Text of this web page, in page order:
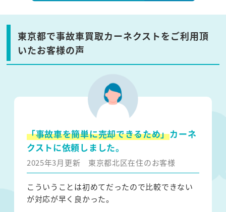
東京都で事故車買取カーネクストをご利用頂
いたお客様の声
「事故車を簡単に売却できるため」カーネ
クストに依頼しました。
2025年3月更新 東京都北区在住のお客様
こういうことは初めてだったので比較できない
が対応が早く良かった。